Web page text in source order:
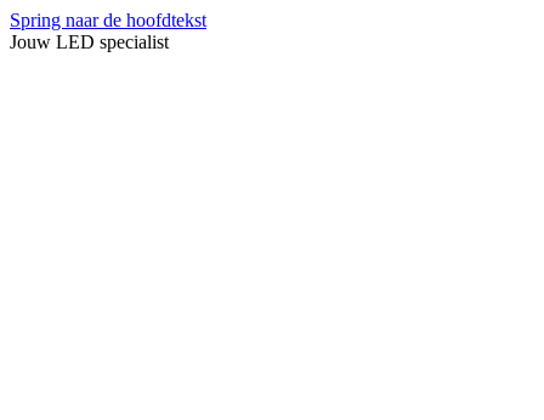
Spring naar de hoofdtekst
Jouw LED specialist